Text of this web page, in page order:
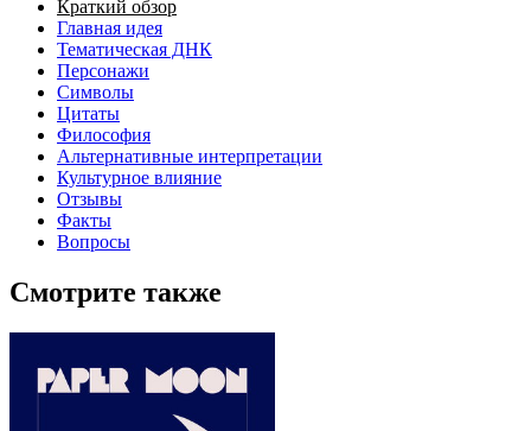
Краткий обзор
Главная идея
Тематическая ДНК
Персонажи
Символы
Цитаты
Философия
Альтернативные интерпретации
Культурное влияние
Отзывы
Факты
Вопросы
Смотрите также